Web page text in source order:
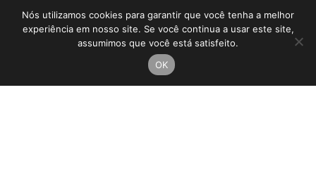
Nós utilizamos cookies para garantir que você tenha a melhor
experiência em nosso site. Se você continua a usar este site,
assumimos que você está satisfeito.
OK